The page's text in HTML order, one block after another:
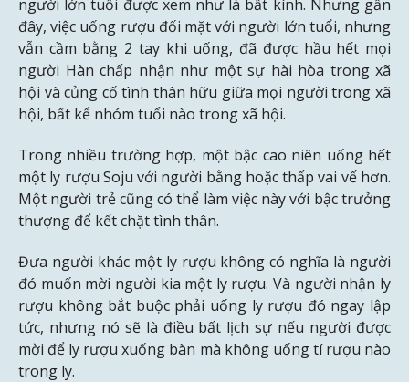
người lớn tuổi được xem như là bất kính. Nhưng gần
đây, việc uống rượu đối mặt với người lớn tuổi, nhưng
vẫn cầm bằng 2 tay khi uống, đã được hầu hết mọi
người Hàn chấp nhận như một sự hài hòa trong xã
hội và củng cố tình thân hữu giữa mọi người trong xã
hội, bất kể nhóm tuổi nào trong xã hội.
Trong nhiều trường hợp, một bậc cao niên uống hết
một ly rượu Soju với người bằng hoặc thấp vai vế hơn.
Một người trẻ cũng có thể làm việc này với bậc trưởng
thượng để kết chặt tình thân.
Đưa người khác một ly rượu không có nghĩa là người
đó muốn mời người kia một ly rượu. Và người nhận ly
rượu không bắt buộc phải uống ly rượu đó ngay lập
tức, nhưng nó sẽ là điều bất lịch sự nếu người được
mời để ly rượu xuống bàn mà không uống tí rượu nào
trong ly.